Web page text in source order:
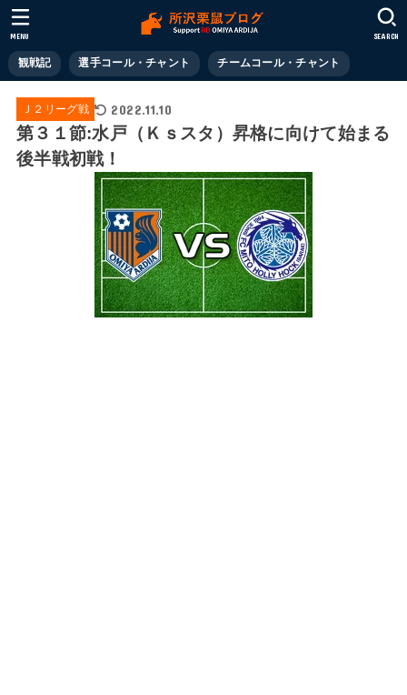
観戦記 選手コール・チャント チームコール・チャント
SEARCH
MENU
Ｊ２リーグ戦 2022.11.10
第３１節:水戸（Ｋｓスタ）昇格に向けて始まる
後半戦初戦！